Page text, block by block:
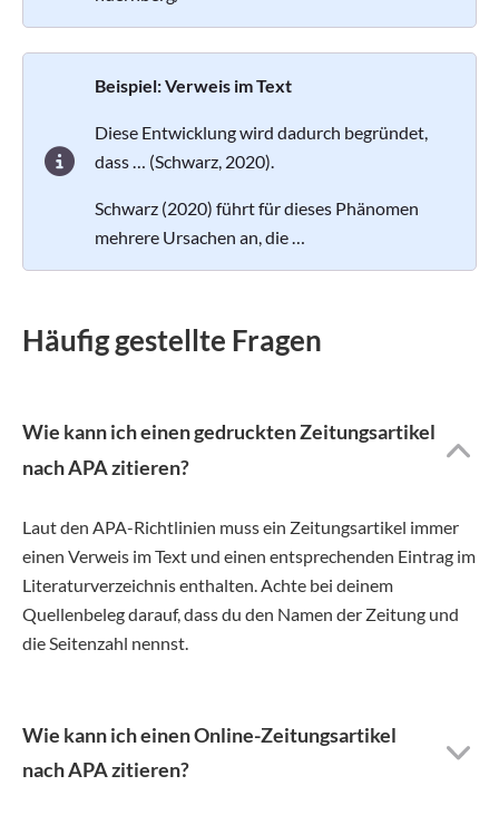
Beispiel: Verweis im Text
Diese Entwicklung wird dadurch begründet,
dass … (Schwarz, 2020).
Schwarz (2020) führt für dieses Phänomen
mehrere Ursachen an, die …
Häufig gestellte Fragen
Wie kann ich einen gedruckten Zeitungsartikel
nach APA zitieren?
Laut den APA-Richtlinien muss ein Zeitungsartikel immer
einen Verweis im Text und einen entsprechenden Eintrag im
Literaturverzeichnis enthalten. Achte bei deinem
Quellenbeleg darauf, dass du den Namen der Zeitung und
die Seitenzahl nennst.
Wie kann ich einen Online-Zeitungsartikel
nach APA zitieren?